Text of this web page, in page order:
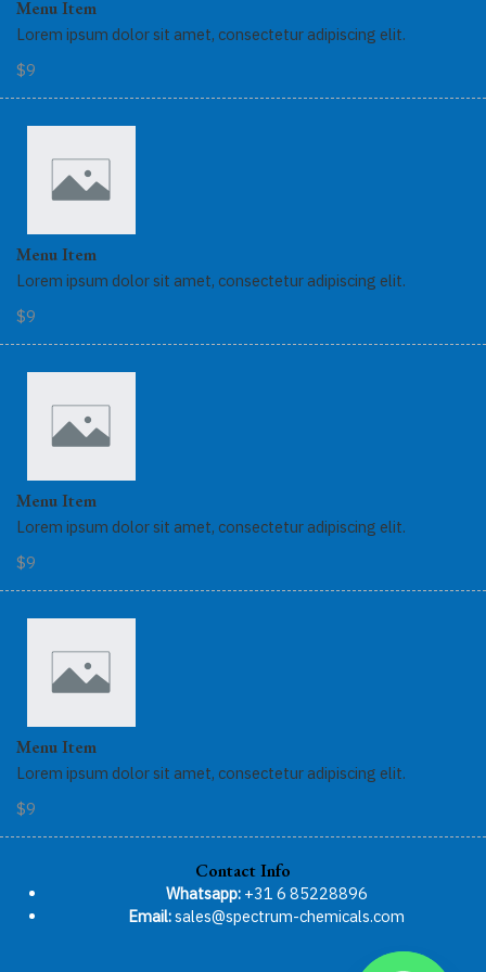
Menu Item
Lorem ipsum dolor sit amet, consectetur adipiscing elit.
$9
Menu Item
Lorem ipsum dolor sit amet, consectetur adipiscing elit.
$9
Menu Item
Lorem ipsum dolor sit amet, consectetur adipiscing elit.
$9
Menu Item
Lorem ipsum dolor sit amet, consectetur adipiscing elit.
$9
Contact Info
Whatsapp:+31 6 85228896
Email:sales@spectrum-chemicals.com